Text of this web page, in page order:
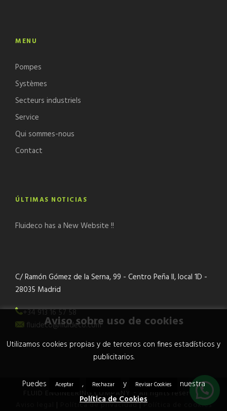
MENU
Pompes
Systèmes
Secteurs industriels
Service
Qui sommes-nous
Contact
ÚLTIMAS NOTICIAS
Fluideco has a New Website !!
C/ Ramón Gómez de la Serna, 99 - Centro Peña II, local 1D -
28035 Madrid
+34 913 16 57 58
fluideco@fluideco.com
FLUID ENGINEERING COMPANY ® All rights reserved.
Política de privacidad|Política de cookies
Aviso sobre uso de cookies
Utilizamos cookies propias y de terceros con fines estadísticos y
publicitarios.
Puedes Aceptar , Rechazar y Revisar Cookies
nuestra
Política de Cookies